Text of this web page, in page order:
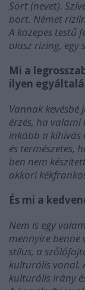
Sört (nevet).
bort. Német
A közepes testű
olasz rizing, egy
Mi a
ilyen
Vannak kevésbé
érzés, ha valami
inkább a kihívás
és természetes,
ben nem
akkori
És mi a
Nem is egy
mennyire
stílus, a
kulturális vonal.
kulturális irány